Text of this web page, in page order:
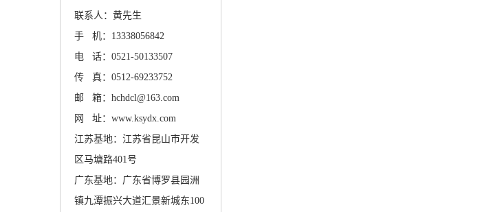
联系人：黄先生
手 机：13338056842
电 话：0521-50133507
传 真：0512-69233752
邮 箱：hchdcl@163.com
网 址：www.ksydx.com
江苏基地：江苏省昆山市开发
区马塘路401号
广东基地：广东省博罗县园洲
镇九潭振兴大道汇景新城东100